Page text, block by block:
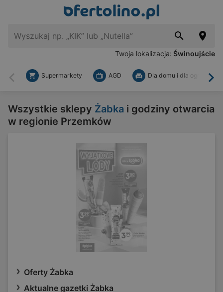
Twoja lokalizacja: Świnoujście
Wstecz
Supermarkety AGD Dla domu i dla ogrodu
Wszystkie sklepy Żabka i godziny otwarcia
w regionie Przemków
Oferty Żabka
Aktualne gazetki Żabka